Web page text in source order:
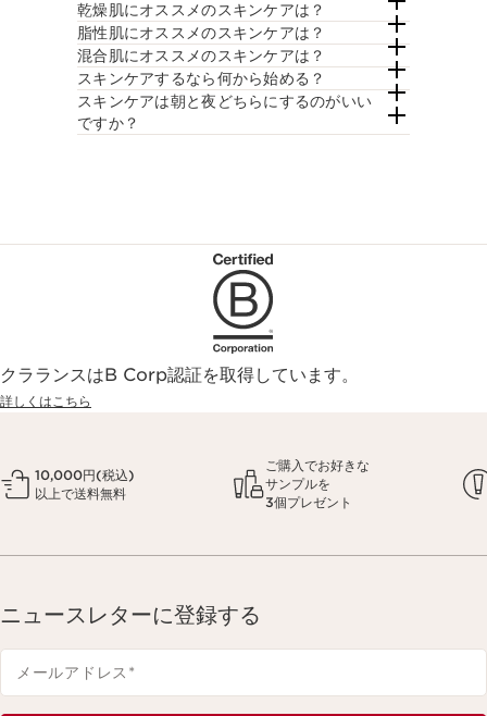
乾燥肌にオススメのスキンケアは？
脂性肌にオススメのスキンケアは？
混合肌にオススメのスキンケアは？
スキンケアするなら何から始める？
スキンケアは朝と夜どちらにするのがいい
ですか？
クラランスはB Corp認証を取得しています。
詳しくはこちら
10,000円(税込)
以上で送料無料
ご購入でお好きな
サンプルを
3個プレゼント
ニュースレターに登録する
メールアドレス *